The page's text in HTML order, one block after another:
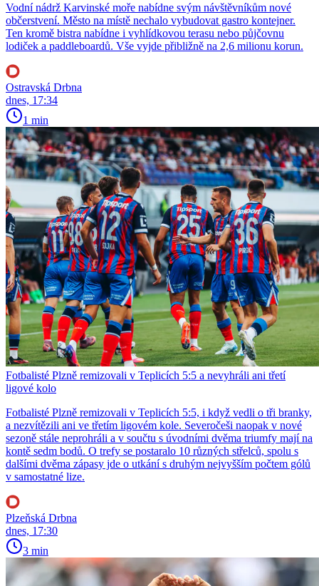
Vodní nádrž Karvinské moře nabídne svým návštěvníkům nové
občerstvení. Město na místě nechalo vybudovat gastro kontejner.
Ten kromě bistra nabídne i vyhlídkovou terasu nebo půjčovnu
lodiček a paddleboardů. Vše vyjde přibližně na 2,6 milionu korun.
Ostravská Drbna
dnes, 17:34
1 min
Fotbalisté Plzně remizovali v Teplicích 5:5 a nevyhráli ani třetí
ligové kolo
Fotbalisté Plzně remizovali v Teplicích 5:5, i když vedli o tři branky,
a nezvítězili ani ve třetím ligovém kole. Severočeši naopak v nové
sezoně stále neprohráli a v součtu s úvodními dvěma triumfy mají na
kontě sedm bodů. O trefy se postaralo 10 různých střelců, spolu s
dalšími dvěma zápasy jde o utkání s druhým nejvyšším počtem gólů
v samostatné lize.
Plzeňská Drbna
dnes, 17:30
3 min